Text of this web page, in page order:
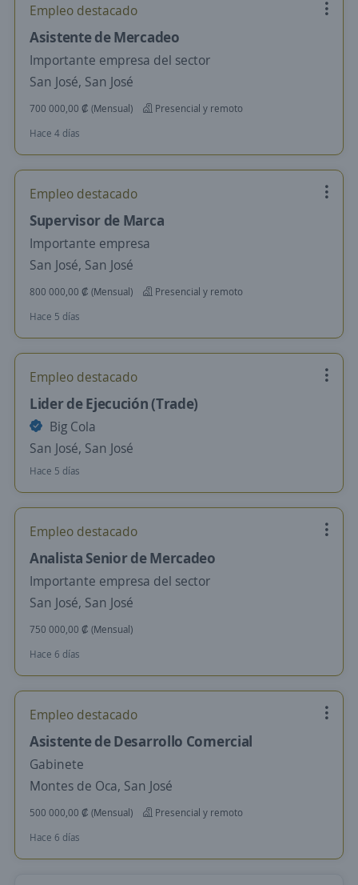
Empleo destacado
Asistente de Mercadeo
Importante empresa del sector
San José, San José
700 000,00 ₡ (Mensual)
Presencial y remoto
Hace 4 días
Empleo destacado
Supervisor de Marca
Importante empresa
San José, San José
800 000,00 ₡ (Mensual)
Presencial y remoto
Hace 5 días
Empleo destacado
Lider de Ejecución (Trade)
Big Cola
San José, San José
Hace 5 días
Empleo destacado
Analista Senior de Mercadeo
Importante empresa del sector
San José, San José
750 000,00 ₡ (Mensual)
Hace 6 días
Empleo destacado
Asistente de Desarrollo Comercial
Gabinete
Montes de Oca, San José
500 000,00 ₡ (Mensual)
Presencial y remoto
Hace 6 días